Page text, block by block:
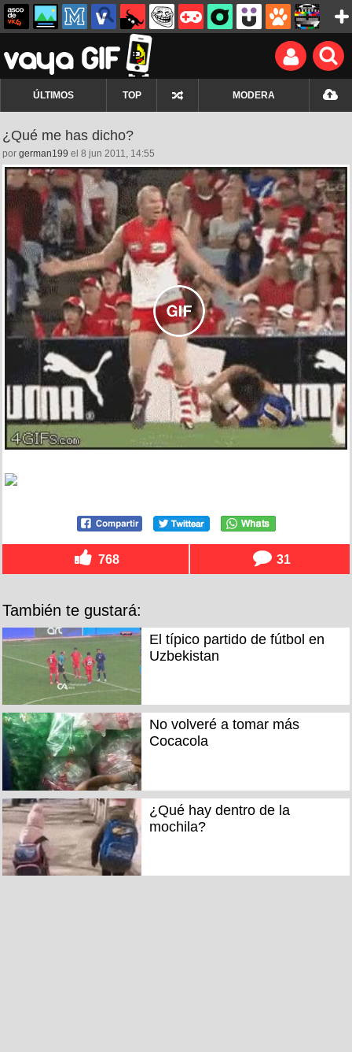
ÚLTIMOS TOP MODERA
¿Qué me has dicho?
por german199 el 8 jun 2011, 14:55
768 31
También te gustará:
El típico partido de fútbol en
Uzbekistan
No volveré a tomar más
Cocacola
¿Qué hay dentro de la
mochila?